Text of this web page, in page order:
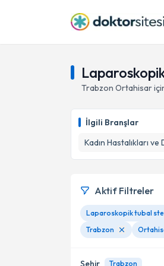
Trabzon Ortahisar
İlgili Branşlar
Kadın Hastalıkları ve
Aktif Filtreler
Trabzon
Şehir Trabzon